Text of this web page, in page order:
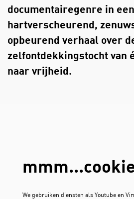
documentairegenre in een
hartverscheurend,
opbeurend verhaal over
zelfontdekkingstocht van
naar vrijheid.
We gebruiken diensten als Youtube en